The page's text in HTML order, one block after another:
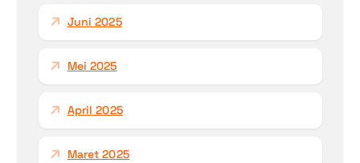
Juni 2025
Mei 2025
April 2025
Maret 2025